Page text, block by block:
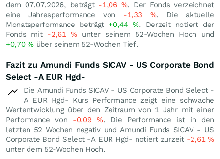
dem 07.07.2026, beträgt -1,06 %. Der Fonds verzeichnet
eine Jahresperformance von -1,33 %. Die aktuelle
Monatsperformance beträgt +0,44 %. Derzeit notiert der
Fonds mit -2,61% unter seinem 52-Wochen Hoch und
+0,70%über seinem 52-Wochen Tief.
Fazit zu Amundi Funds SICAV - US Corporate Bond
Select -A EUR Hgd-
Die Amundi Funds SICAV - US Corporate Bond Select -
A EUR Hgd- Kurs Performance zeigt eine schwache
Wertentwicklung über den Zeitraum von 1 Jahr mit einer
Performance von -0,09%. Die Performance ist in den
letzten 52 Wochen negativ und Amundi Funds SICAV - US
Corporate Bond Select -A EUR Hgd- notiert zurzeit -2,61%
unter dem 52-Wochen Hoch.